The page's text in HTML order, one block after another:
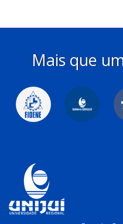
Mais que